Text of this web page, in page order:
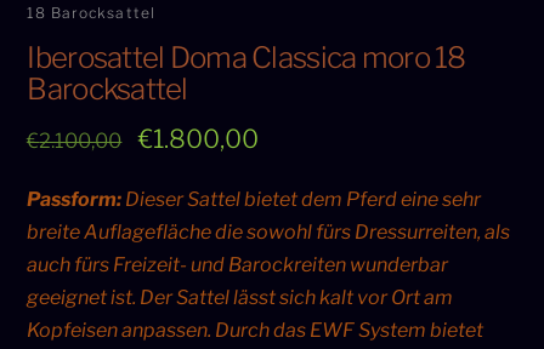
18 Barocksattel
Iberosattel Doma Classica moro 18
Barocksattel
€2.100,00
Original
was:
€2.100,00.
€1.800,00Current
is:
€1.800,00.
Passform: Dieser Sattel bietet dem Pferd eine sehr
breite Auflagefläche die sowohl fürs Dressurreiten, als
auch fürs Freizeit- und Barockreiten wunderbar
geeignet ist. Der Sattel lässt sich kalt vor Ort am
Kopfeisen anpassen. Durch das EWF System bietet